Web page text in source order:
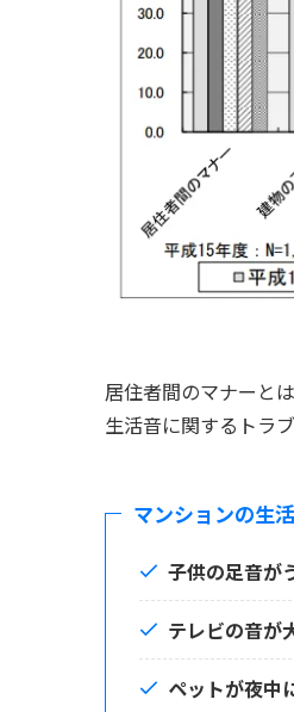
居住者間のマナーと
生活音に関するトラ
マンションの生
子供の足音が
テレビの音が
ペットが夜中